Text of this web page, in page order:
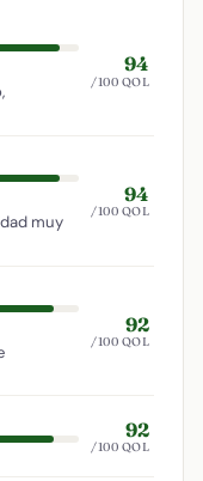
94
/100 QOL
muy
94
/100 QOL
92
/100 QOL
92
/100 QOL